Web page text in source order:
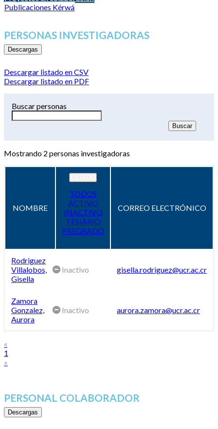
Publicaciones Kérwá
PERSONAS INVESTIGADORAS
Descargas
Descargar listado en CSV
Descargar listado en PDF
Buscar personas
Mostrando 2 personas investigadoras
NOMBRE
TODOS
ACTIVO
INACTIVO
TESIARIO
PREGRADO
CORREO ELECTRÓNICO
Rodriguez
Villalobos,
Gisella
Inactivo gisella.rodriguez@ucr.ac.cr
Zamora
Gonzalez,
Aurora
Inactivo aurora.zamora@ucr.ac.cr
«
1
»
PERSONAL COLABORADOR
Descargas